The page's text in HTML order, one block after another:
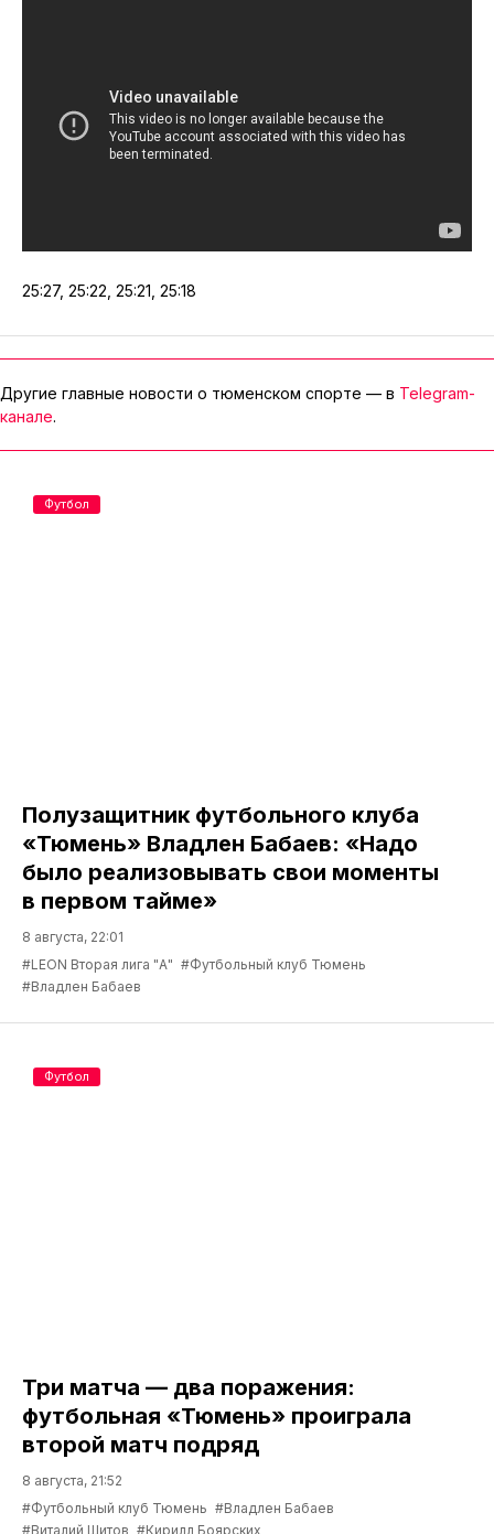
25:27, 25:22, 25:21, 25:18
Другие главные новости о тюменском спорте — в Telegram-
канале.
Полузащитник футбольного клуба
«Тюмень» Владлен Бабаев: «Надо
было реализовывать свои моменты
в первом тайме»
8 августа, 22:01
#LEON Вторая лига "А" #Футбольный клуб Тюмень
#Владлен Бабаев
Футбол
Три матча — два поражения:
футбольная «Тюмень» проиграла
второй матч подряд
8 августа, 21:52
#Футбольный клуб Тюмень #Владлен Бабаев
#Виталий Шитов #Кирилл Боярских
Футбол